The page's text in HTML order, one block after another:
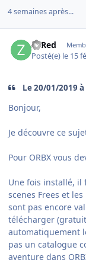
4 semaines après...
ZeRed
Posté(e) le 15
Le 20/01/2019
Bonjour,
Je découvre ce
Pour ORBX vous
Une fois installé,
scenes Frees et
sont pas encore
télécharger
automatiquement
pas un catalogue
aventure dans